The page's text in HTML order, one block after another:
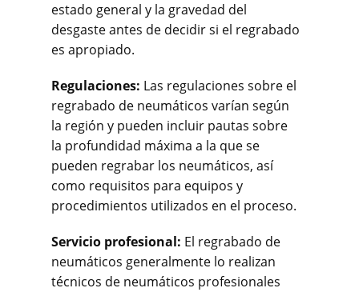
estado general y la gravedad del
desgaste antes de decidir si el regrabado
es apropiado.
Regulaciones: Las regulaciones sobre el
regrabado de neumáticos varían según
la región y pueden incluir pautas sobre
la profundidad máxima a la que se
pueden regrabar los neumáticos, así
como requisitos para equipos y
procedimientos utilizados en el proceso.
Servicio profesional: El regrabado de
neumáticos generalmente lo realizan
técnicos de neumáticos profesionales